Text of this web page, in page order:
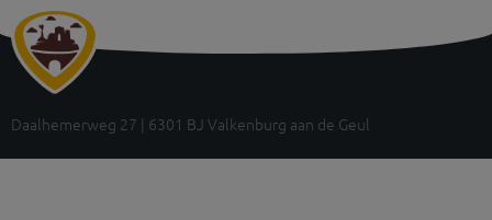
Daalhemerweg 27 | 6301 BJ Valkenburg aan de Geul